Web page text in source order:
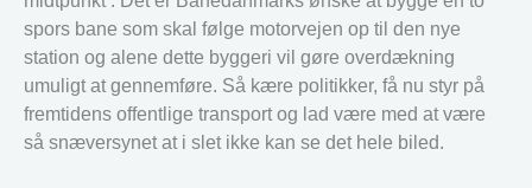
spors bane som skal følge motorvejen op til den nye
station og alene dette byggeri vil gøre overdækning
umuligt at gennemføre. Så kære politikker, få nu styr på
fremtidens offentlige transport og lad være med at være
så snæversynet at i slet ikke kan se det hele biled.